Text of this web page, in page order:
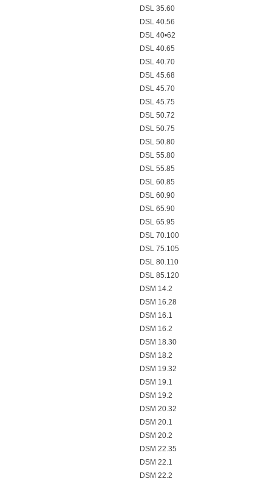
DSL 35.60
DSL 40.56
DSL 40•62
DSL 40.65
DSL 40.70
DSL 45.68
DSL 45.70
DSL 45.75
DSL 50.72
DSL 50.75
DSL 50.80
DSL 55.80
DSL 55.85
DSL 60.85
DSL 60.90
DSL 65.90
DSL 65.95
DSL 70.100
DSL 75.105
DSL 80.110
DSL 85.120
DSM 14.2
DSM 16.28
DSM 16.1
DSM 16.2
DSM 18.30
DSM 18.2
DSM 19.32
DSM 19.1
DSM 19.2
DSM 20.32
DSM 20.1
DSM 20.2
DSM 22.35
DSM 22.1
DSM 22.2